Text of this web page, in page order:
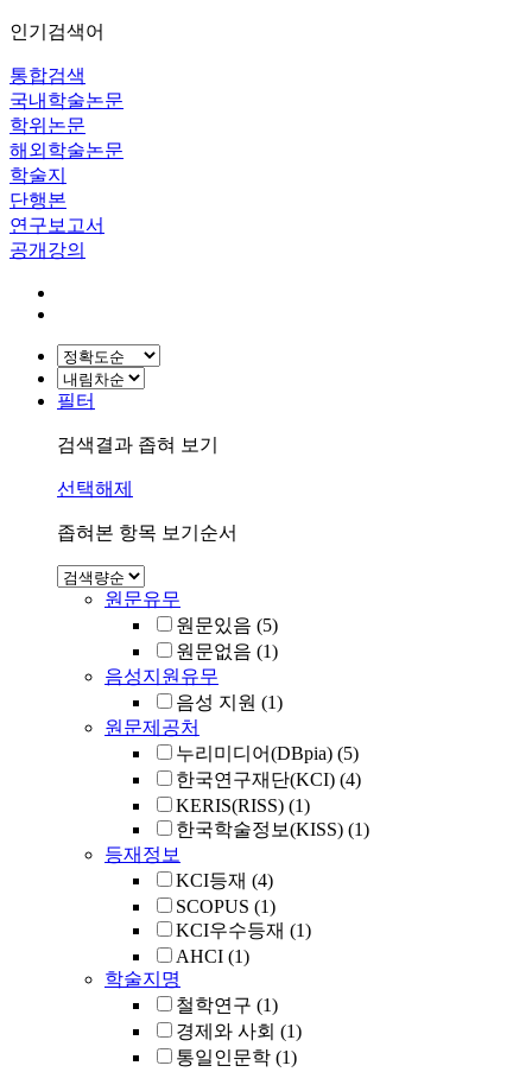
인기검색어
통합검색
국내학술논문
학위논문
해외학술논문
학술지
단행본
연구보고서
공개강의
필터
검색결과 좁혀 보기
선택해제
좁혀본 항목 보기순서
원문유무
원문있음 (5)
원문없음 (1)
음성지원유무
음성 지원 (1)
원문제공처
누리미디어(DBpia) (5)
한국연구재단(KCI) (4)
KERIS(RISS) (1)
한국학술정보(KISS) (1)
등재정보
KCI등재 (4)
SCOPUS (1)
KCI우수등재 (1)
AHCI (1)
학술지명
철학연구 (1)
경제와 사회 (1)
통일인문학 (1)